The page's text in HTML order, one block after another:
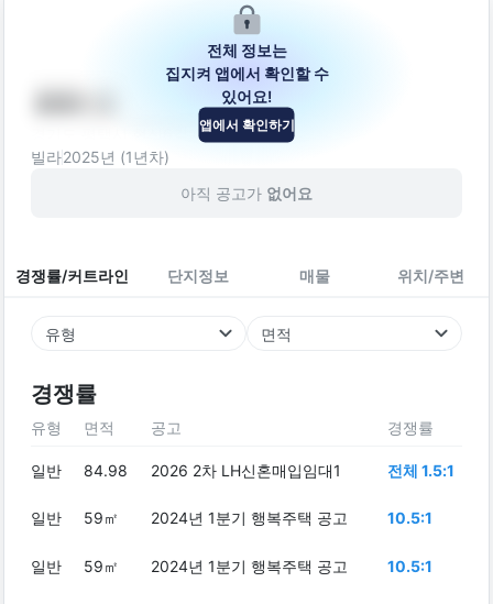
경기도 평택시 현신6길 63
빌라2025년 (1년차)
아직 공고가 없어요
경쟁률/커트라인 단지정보 매물 위치/주변
유형 면적
경쟁률
전체 정보는
집지켜 앱에서 확인할 수
있어요!
앱에서 확인하기
유형 면적 공고 경쟁률
일반 84.98 2026 2차 LH신혼매입임대1 전체 1.5:1
일반 59㎡ 2024년 1분기 행복주택 공고 10.5:1
일반 59㎡ 2024년 1분기 행복주택 공고 10.5:1